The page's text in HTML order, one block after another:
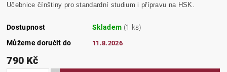
Učebnice čínštiny pro standardní studium i přípravu na HSK.
Dostupnost Skladem (1 ks)
Můžeme doručit do
11.8.2026
790 Kč